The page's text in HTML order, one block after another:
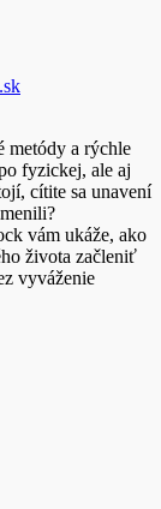
metódy a rýchle
fyzickej, ale aj
cítite sa unavení
vám ukáže, ako
života začleniť
vyváženie